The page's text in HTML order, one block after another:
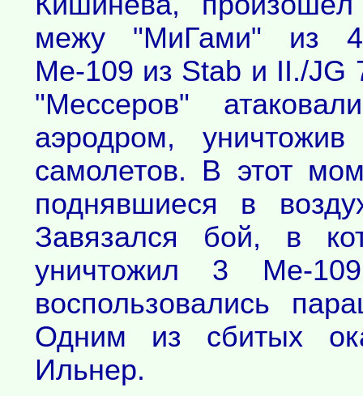
межу "МиГами" из
Ме-109 из Stab и II./JG
"Мессеров"
аэродром,
самолетов. В этот
поднявшиеся в
Завязался бой, в
уничтожил 3 Ме-
воспользовались
Одним из сбитых
Ильнер.